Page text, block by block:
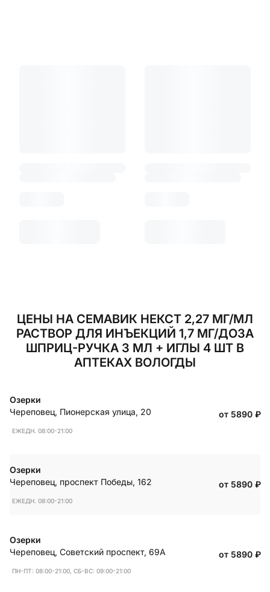
ЦЕНЫ НА СЕМАВИК НЕКСТ 2,27 МГ/МЛ
РАСТВОР ДЛЯ ИНЪЕКЦИЙ 1,7 МГ/ДОЗА
ШПРИЦ-РУЧКА 3 МЛ + ИГЛЫ 4 ШТ В
АПТЕКАХ ВОЛОГДЫ
Озерки
Череповец, Пионерская улица, 20
ЕЖЕДН. 08:00-21:00
от 5890 ₽
Озерки
Череповец, проспект Победы, 162
ЕЖЕДН. 08:00-21:00
от 5890 ₽
Озерки
Череповец, Советский проспект, 69А
ПН-ПТ: 08:00-21:00, СБ-ВС: 09:00-21:00
от 5890 ₽